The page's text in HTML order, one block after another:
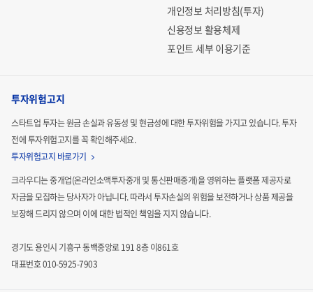
글로벌 RE100 이니셔티브와
국내 바이오매스, 바이오-고형연료 시장 환경
(1) 글로벌 기업 중심 재생에너지 사용 비중 확대
RE100(Renewable Electricity 100%) 캠페인은 기업이 필요
한 전력량의 100%를 친환경 재생에너지원을 통해 발전된 전
환경 운동입니다. RE100 참여 기업은 재생에너지를 자체 생
개인정보 처리방침(투자)
신용정보 활용체제
포인트 세부 이용기준
투자위험고지
스타트업 투자는 원금 손실과 유동성 및 현금성에 대한 투자위험을 가지고 있습니다.투자
전에 투자위험고지를 꼭 확인해주세요.
투자위험고지 바로가기
크라우디는 중개업(온라인소액투자중개 및 통신판매중개)을 영위하는 플랫폼 제공자로
자금을 모집하는당사자가 아닙니다. 따라서 투자손실의 위험을 보전하거나 상품 제공을
보장해 드리지 않으며 이에 대한 법적인 책임을 지지 않습니다.
경기도 용인시 기흥구 동백중앙로 191 8층 이861호
대표번호 010-5925-7903